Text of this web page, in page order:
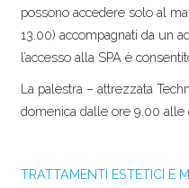
possono accedere solo al
13.00) accompagnati da un
l’accesso alla SPA è
La palestra – attrezzata
domenica dalle ore 9.00 alle
TRATTAMENTI ESTETICI E